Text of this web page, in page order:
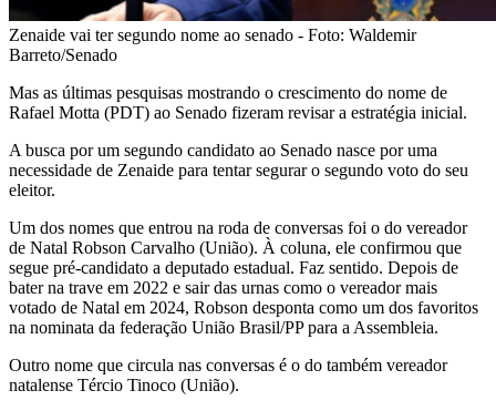
Zenaide vai ter segundo nome ao senado - Foto: Waldemir
Barreto/Senado
Mas as últimas pesquisas mostrando o crescimento do nome de
Rafael Motta (PDT) ao Senado fizeram revisar a estratégia inicial.
A busca por um segundo candidato ao Senado nasce por uma
necessidade de Zenaide para tentar segurar o segundo voto do seu
eleitor.
Um dos nomes que entrou na roda de conversas foi o do vereador
de Natal Robson Carvalho (União). À coluna, ele confirmou que
segue pré-candidato a deputado estadual. Faz sentido. Depois de
bater na trave em 2022 e sair das urnas como o vereador mais
votado de Natal em 2024, Robson desponta como um dos favoritos
na nominata da federação União Brasil/PP para a Assembleia.
Outro nome que circula nas conversas é o do também vereador
natalense Tércio Tinoco (União).